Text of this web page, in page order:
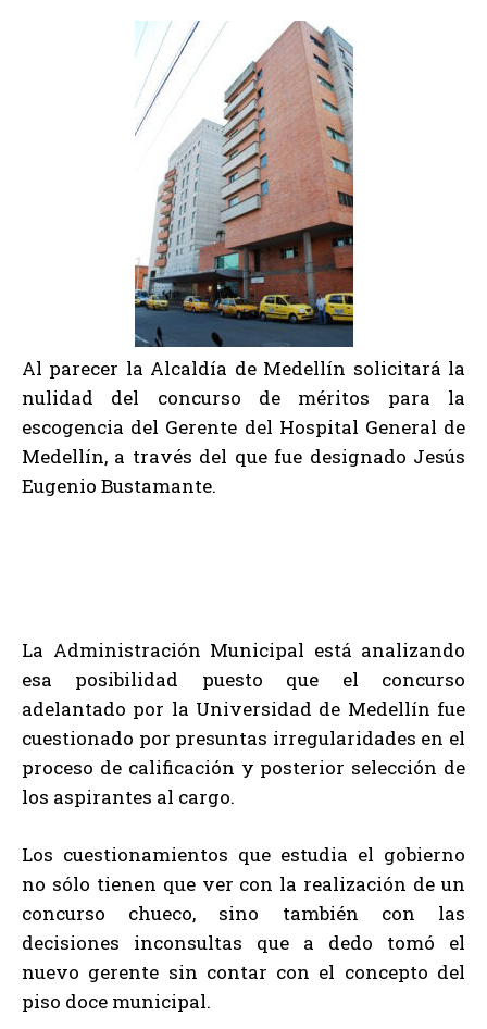
Al parecer la Alcaldía de Medellín solicitará la
nulidad del concurso de méritos para la
escogencia del Gerente del Hospital General de
Medellín, a través del que fue designado Jesús
Eugenio Bustamante.
La Administración Municipal está analizando
esa posibilidad puesto que el concurso
adelantado por la Universidad de Medellín fue
cuestionado por presuntas irregularidades en el
proceso de calificación y posterior selección de
los aspirantes al cargo.
Los cuestionamientos que estudia el gobierno
no sólo tienen que ver con la realización de un
concurso chueco, sino también con las
decisiones inconsultas que a dedo tomó el
nuevo gerente sin contar con el concepto del
piso doce municipal.